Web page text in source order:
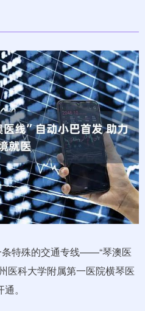
特殊的交通专线——“琴澳医
医科大学附属第一医院横琴医
。